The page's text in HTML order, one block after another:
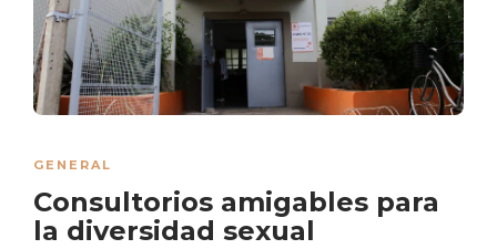
GENERAL
Consultorios amigables para
la diversidad sexual